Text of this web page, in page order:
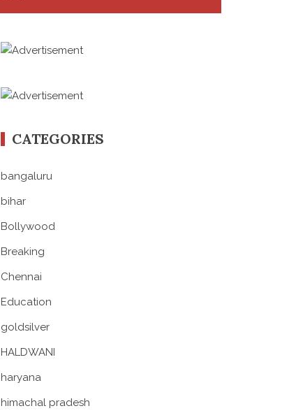
CATEGORIES
bangaluru
bihar
Bollywood
Breaking
Chennai
Education
goldsilver
HALDWANI
haryana
himachal pradesh